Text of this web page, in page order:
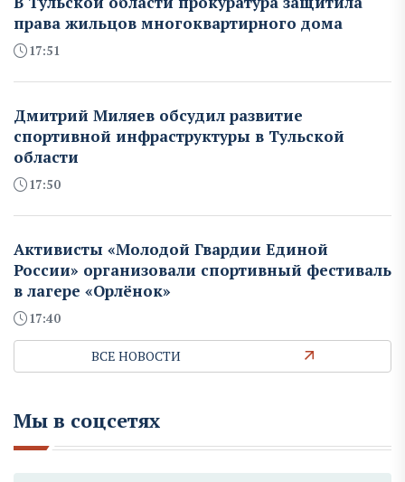
права жильцов многоквартирного дома
17:51
Дмитрий Миляев обсудил развитие
спортивной инфраструктуры в Тульской
области
17:50
Активисты «Молодой Гвардии Единой
России» организовали спортивный фестиваль
в лагере «Орлёнок»
17:40
ВСЕ НОВОСТИ
Мы в соцсетях